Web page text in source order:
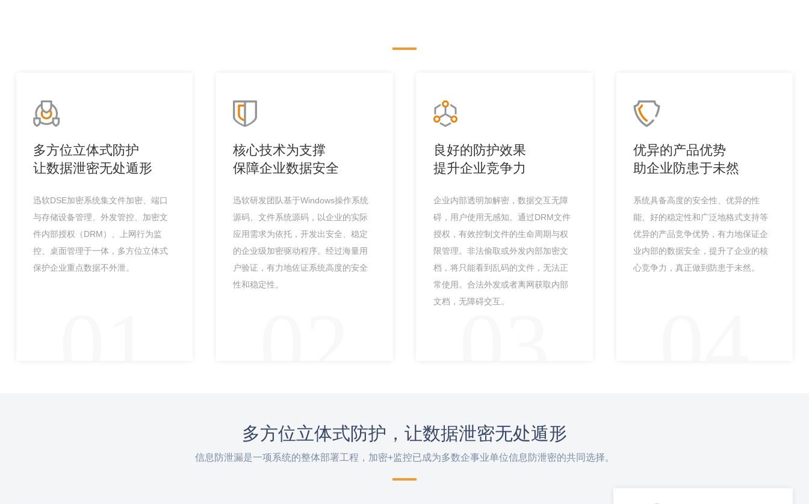
多方位立体式防护
让数据泄密无处遁形
迅软DSE加密系统集文件加密、端口
与存储设备管理、外发管控、加密文
件内部授权（DRM）、上网行为监
控、桌面管理于一体，多方位立体式
保护企业重点数据不外泄。
核心技术为支撑
保障企业数据安全
迅软研发团队基于Windows操作系统
源码、文件系统源码，以企业的实际
应用需求为依托，开发出安全、稳定
的企业级加密驱动程序。经过海量用
户验证，有力地佐证系统高度的安全
性和稳定性。
良好的防护效果
提升企业竞争力
企业内部透明加解密，数据交互无障
碍，用户使用无感知。通过DRM文件
授权，有效控制文件的生命周期与权
限管理。非法偷取或外发内部加密文
档，将只能看到乱码的文件，无法正
常使用。合法外发或者离网获取内部
文档，无障碍交互。
优异的产品优势
助企业防患于未然
系统具备高度的安全性、优异的性
能、好的稳定性和广泛地格式支持等
优异的产品竞争优势，有力地保证企
业内部的数据安全，提升了企业的核
心竞争力，真正做到防患于未然。
多方位立体式防护，让数据泄密无处遁形
信息防泄漏是一项系统的整体部署工程，加密+监控已成为多数企事业单位信息防泄密的共同选择。